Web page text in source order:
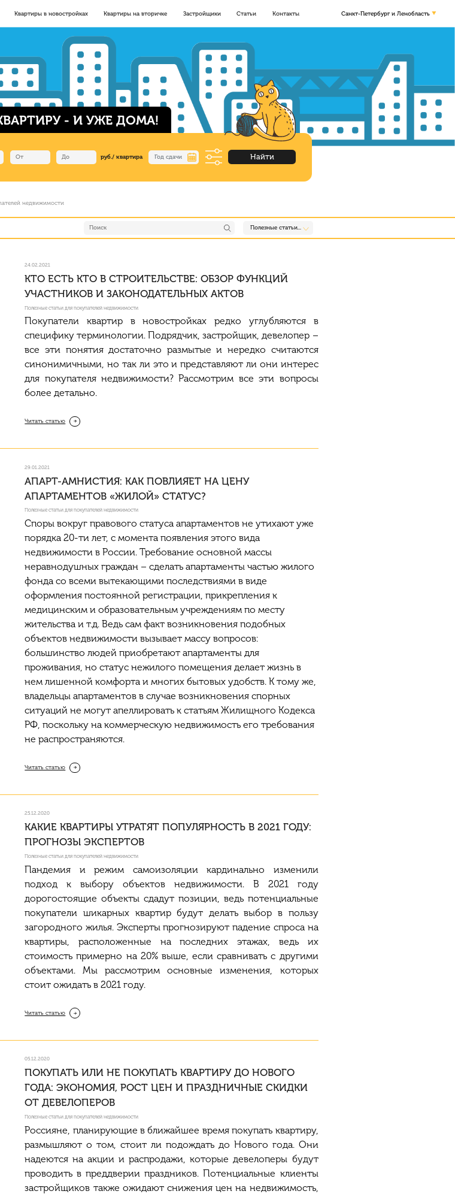
Квартиры в новостройках Квартиры на вторичке Застройщики Статьи Контакты Санкт-Петербург и Ленобласть
- И УЖЕ ДОМА!
руб./ квартира Найти
недвижимости
Полезные статьи...
24.02.2021
КТО ЕСТЬ КТО В СТРОИТЕЛЬСТВЕ: ОБЗОР ФУНКЦИЙ
УЧАСТНИКОВ И ЗАКОНОДАТЕЛЬНЫХ АКТОВ
Полезные статьи для покупателей недвижимости
Покупатели квартир в новостройках редко углубляются в
специфику терминологии. Подрядчик, застройщик, девелопер –
все эти понятия достаточно размытые и нередко считаются
синонимичными, но так ли это и представляют ли они интерес
для покупателя недвижимости? Рассмотрим все эти вопросы
более детально.
Читать статью
29.01.2021
АПАРТ-АМНИСТИЯ: КАК ПОВЛИЯЕТ НА ЦЕНУ
АПАРТАМЕНТОВ «ЖИЛОЙ»‎ СТАТУС?
Полезные статьи для покупателей недвижимости
Споры вокруг правового статуса апартаментов не утихают уже
порядка 20-ти лет, с момента появления этого вида
недвижимости в России. Требование основной массы
неравнодушных граждан – сделать апартаменты частью жилого
фонда со всеми вытекающими последствиями в виде
оформления постоянной регистрации, прикрепления к
медицинским и образовательным учреждениям по месту
жительства и т.д. Ведь сам факт возникновения подобных
объектов недвижимости вызывает массу вопросов:
большинство людей приобретают апартаменты для
проживания, но статус нежилого помещения делает жизнь в
нем лишенной комфорта и многих бытовых удобств. К тому же,
владельцы апартаментов в случае возникновения спорных
ситуаций не могут апеллировать к статьям Жилищного Кодекса
РФ, поскольку на коммерческую недвижимость его требования
не распространяются.
Читать статью
25.12.2020
КАКИЕ КВАРТИРЫ УТРАТЯТ ПОПУЛЯРНОСТЬ В 2021 ГОДУ:
ПРОГНОЗЫ ЭКСПЕРТОВ
Полезные статьи для покупателей недвижимости
Пандемия и режим самоизоляции кардинально изменили
подход к выбору объектов недвижимости. В 2021 году
дорогостоящие объекты сдадут позиции, ведь потенциальные
покупатели шикарных квартир будут делать выбор в пользу
загородного жилья. Эксперты прогнозируют падение спроса на
квартиры, расположенные на последних этажах, ведь их
стоимость примерно на 20% выше, если сравнивать с другими
объектами. Мы рассмотрим основные изменения, которых
стоит ожидать в 2021 году.
Читать статью
05.12.2020
ПОКУПАТЬ ИЛИ НЕ ПОКУПАТЬ КВАРТИРУ ДО НОВОГО
ГОДА: ЭКОНОМИЯ, РОСТ ЦЕН И ПРАЗДНИЧНЫЕ СКИДКИ
ОТ ДЕВЕЛОПЕРОВ
Полезные статьи для покупателей недвижимости
Россияне, планирующие в ближайшее время покупать квартиру,
размышляют о том, стоит ли подождать до Нового года. Они
надеются на акции и распродажи, которыедевелоперы будут
проводить в преддверии праздников. Потенциальные клиенты
застройщиков также ожидают снижения цен на недвижимость,